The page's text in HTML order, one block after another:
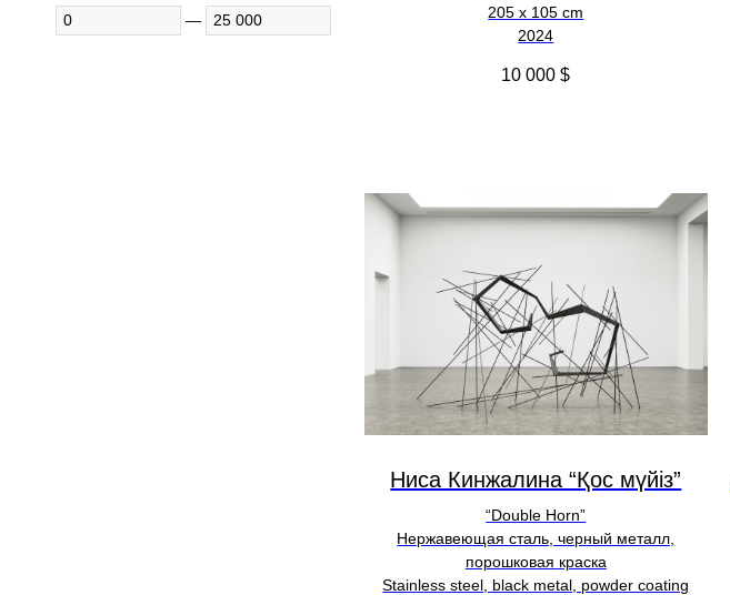
—
205 х 105 cm
2024
10 000 $
Ниса Кинжалина “Қос мүйіз”
“Double Horn”
Нержавеющая сталь, черный металл,
порошковая краска
Stainless steel, black metal, powder coating